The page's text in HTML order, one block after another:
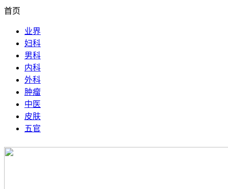
首页
业界
妇科
男科
内科
外科
肿瘤
中医
皮肤
五官